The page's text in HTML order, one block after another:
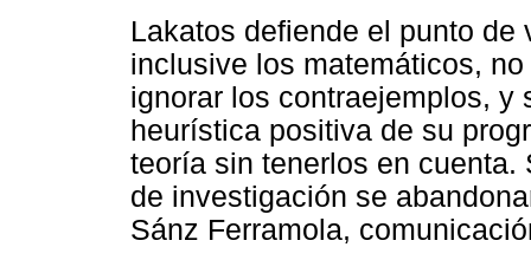
Lakatos defiende el punto
inclusive los matemáticos,
ignorar los contraejemplos, y
heurística positiva de su
teoría sin tenerlos en cuenta.
de investigación se
Sánz Ferramola,